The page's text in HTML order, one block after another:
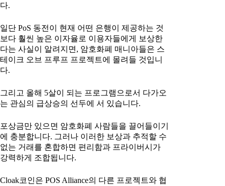
다.
일단 PoS 동전이 현재 어떤 은행이 제공하는 것
보다 훨씬 높은 이자율로 이용자들에게 보상한
다는 사실이 알려지면, 암호화폐 매니아들은 스
테이크 오브 프루프 프로젝트에 몰려들 것입니
다.
그리고 올해 5살이 되는 프로그램으로서 다가오
는 관심의 급상승의 선두에 서 있습니다.
포상금만 있으면 암호화폐 사람들을 끌어들이기
에 충분합니다. 그러나 이러한 보상과 추적할 수
없는 거래를 혼합하면 편리함과 프라이버시가
강력하게 조합됩니다.
Cloak코인은 POS Alliance의 다른 프로젝트와 협